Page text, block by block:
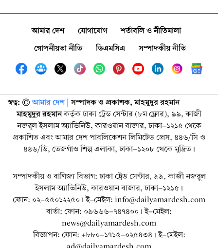
আমার দেশ যোগাযোগ
শর্তাবলি ও নীতিমালা
গোপনীয়তা নীতি
ডিএমসিএ সম্পাদকীয় নীতি
স্বত্ব: ©️ আমার দেশ| সম্পাদক ও প্রকাশক, মাহমুদুর রহমান
মাহমুদুর রহমানকর্তৃক ঢাকা ট্রেড সেন্টার (৮ম ফ্লোর), ৯৯, কাজী
নজরুল ইসলাম অ্যাভিনিউ, কারওয়ান বাজার, ঢাকা-১২১৫ থেকে
প্রকাশিত এবং আমার দেশ পাবলিকেশন লিমিটেড প্রেস, ৪৪৬/সি ও
৪৪৬/ডি, তেজগাঁও শিল্প এলাকা, ঢাকা-১২০৮ থেকে মুদ্রিত।
সম্পাদকীয় ও বাণিজ্য বিভাগ: ঢাকা ট্রেড সেন্টার, ৯৯, কাজী নজরুল
ইসলাম অ্যাভিনিউ, কারওয়ান বাজার, ঢাকা-১২১৫।
ফোন: ০২-৫৫০১২২৫০। ই-মেইল: info@dailyamardesh.com
বার্তা: ফোন: ০৯৬৬৬-৭৪৭৪০০। ই-মেইল:
news@dailyamardesh.com
বিজ্ঞাপন: ফোন: +৮৮০-১৭১৫-০২৫৪৩৪ । ই-মেইল: